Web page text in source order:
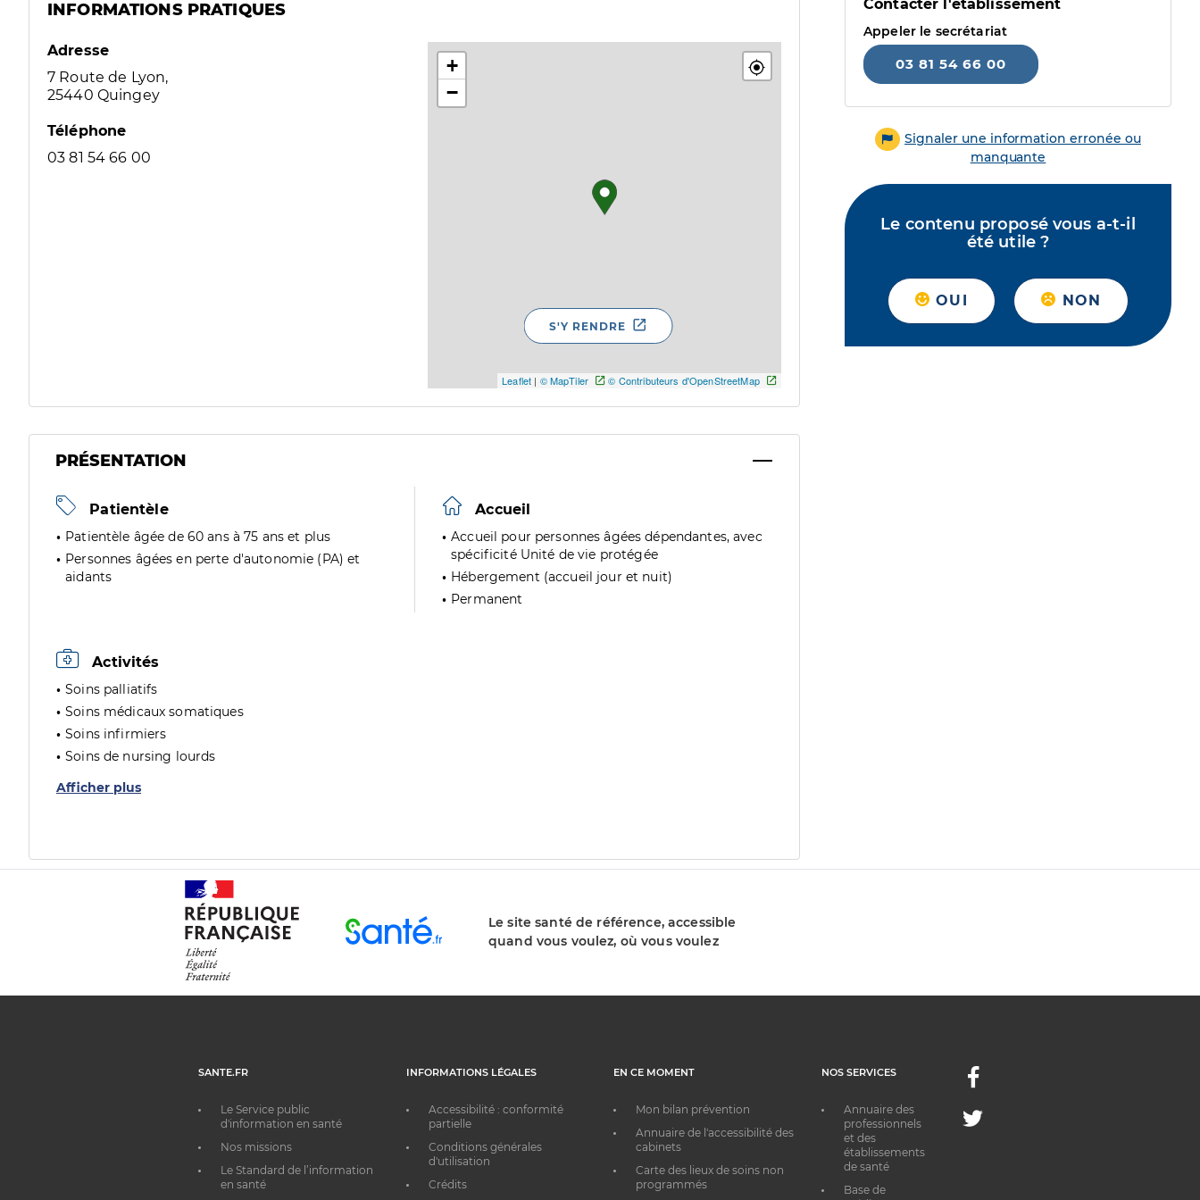
INFORMATIONS PRATIQUES
Adresse
7 Route de Lyon,
25440 Quingey
Téléphone
03 81 54 66 00
+
−
Leaflet | © MapTiler © Contributeurs d'OpenStreetMap
S'Y RENDRE
PRÉSENTATION
Patientèle
Patientèle âgée de 60 ans à 75 ans et plus
Personnes âgées en perte d'autonomie (PA) et
aidants
Accueil
Accueil pour personnes âgées dépendantes, avec
spécificité Unité de vie protégée
Hébergement (accueil jour et nuit)
Permanent
Activités
Soins palliatifs
Soins médicaux somatiques
Soins infirmiers
Soins de nursing lourds
Afficher plus
Contacter l'établissement
Appeler le secrétariat
03 81 54 66 00
Signaler une information erronée ou
manquante
Le contenu proposé vous a-t-il
été utile ?
OUI NON
Le site santé de référence, accessible
quand vous voulez, où vous voulez
SANTE.FR
Le Service public
d'information en santé
Nos missions
Le Standard de l’information
en santé
INFORMATIONS LÉGALES
Accessibilité : conformité
partielle
Conditions générales
d'utilisation
Crédits
EN CE MOMENT
Mon bilan prévention
Annuaire de l'accessibilité des
cabinets
Carte des lieux de soins non
programmés
NOS SERVICES
Annuaire des
professionnels
et des
établissements
de santé
Base de
Facebook
Twitter